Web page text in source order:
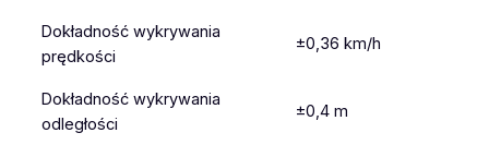
Dokładność wykrywania
prędkości
±0,36 km/h
Dokładność wykrywania
odległości
±0,4 m